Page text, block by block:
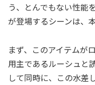
う、とんでもない性能
が登場するシーンは、
まず、このアイテムが
用主であるルーシュと
して同時に、この水差